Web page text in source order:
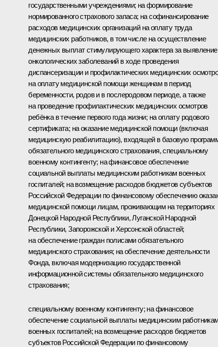
государственными учреждениями; на формирование
нормированного страхового запаса; на софинансирование
расходов медицинских организаций на оплату труда
медицинских работников, в том числе на осуществление
денежных выплат стимулирующего характера за выявление
онкологических заболеваний в ходе проведения
диспансеризации и профилактических медицинских
на оплату медицинской помощи женщинам в период
беременности, родов и в послеродовом периоде, а также
на проведение профилактических медицинских осмотров
ребёнка в течение первого года жизни; на оплату родового
сертификата; на оказание медицинской помощи (включая
медицинскую реабилитацию), входящей в базовую
обязательного медицинского страхования, специальному
военному контингенту; на финансовое обеспечение
социальной выплаты медицинским работникам военных
госпиталей; на возмещение расходов бюджетов субъектов
Российской Федерации по финансовому обеспечению
медицинской помощи лицам, проживающим на территориях
Донецкой Народной Республики, Луганской Народной
Республики, Запорожской и Херсонской областей;
на обеспечение граждан полисами обязательного
медицинского страхования; на обеспечение деятельности
Фонда, включая модернизацию государственной
информационной системы обязательного медицинского
страхования;
специальному военному контингенту; на финансовое
обеспечение социальной выплаты медицинским
военных госпиталей; на возмещение расходов бюджетов
субъектов Российской Федерации по финансовому